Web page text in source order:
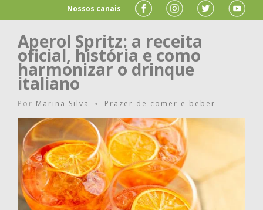
Nossos canais
Aperol Spritz: a receita
oficial, história e como
harmonizar o drinque
italiano
Por Marina Silva • Prazer de comer e beber